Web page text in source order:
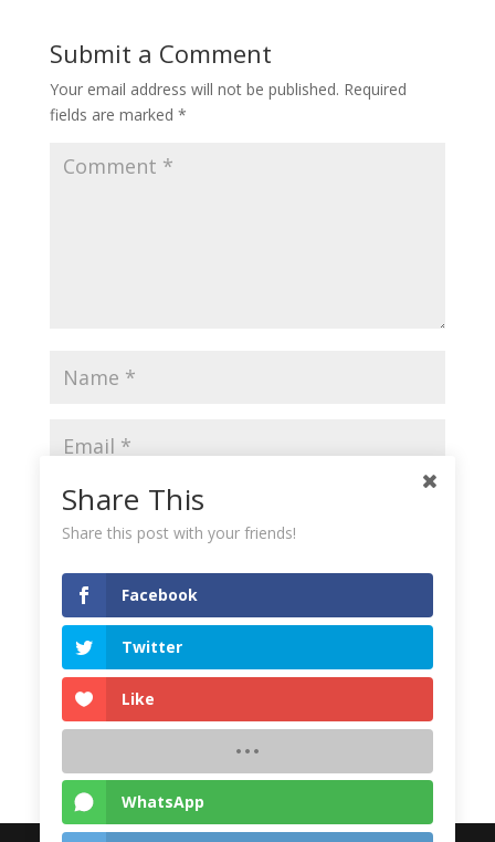
Submit a Comment
Your email address will not be published. Required
fields are marked *
Save my name, email, and website in this browser
for the next time I comment.
Share This
Share this post with your friends!
Facebook
Twitter
Like
WhatsApp